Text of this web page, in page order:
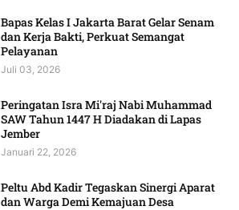
Bapas Kelas I Jakarta Barat Gelar Senam
dan Kerja Bakti, Perkuat Semangat
Pelayanan
Juli 03, 2026
Peringatan Isra Mi'raj Nabi Muhammad
SAW Tahun 1447 H Diadakan di Lapas
Jember
Januari 22, 2026
Peltu Abd Kadir Tegaskan Sinergi Aparat
dan Warga Demi Kemajuan Desa